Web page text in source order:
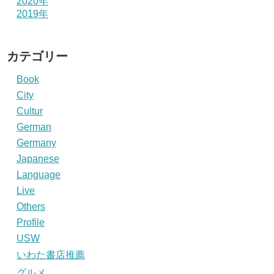
2019年
カテゴリー
Book
City
Cultur
German
Germany
Japanese
Language
Live
Others
Profile
USW
いわた書店推薦